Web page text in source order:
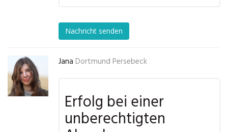
Nachricht senden
Jana Dortmund Persebeck
Erfolg bei einer
unberechtigten